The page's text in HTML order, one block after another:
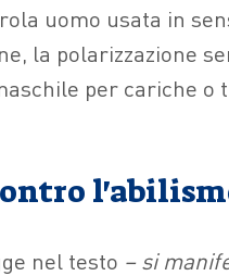
uomo usata in
la polarizzazione
per cariche o
nel testo – si